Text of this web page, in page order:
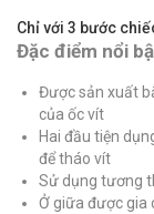
Chỉ với 3 bước
Đặc điểm nổi
Được sản xuất
của ốc vít
Hai đầu tiện
để tháo vít
Sử dụng tương
Ở giữa được gia